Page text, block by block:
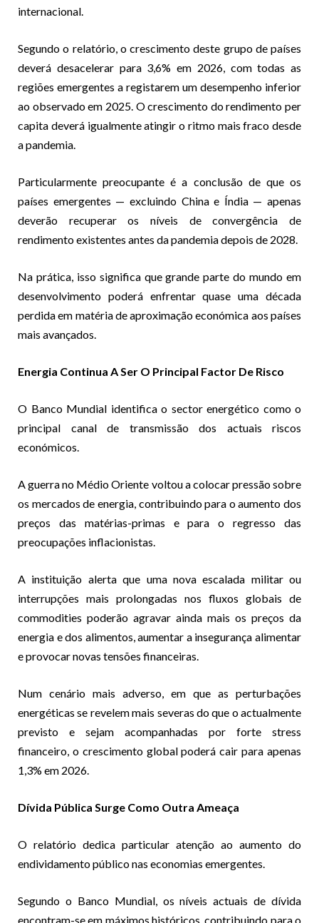
internacional.
Segundo o relatório, o crescimento deste grupo de países
deverá desacelerar para 3,6% em 2026, com todas as
regiões emergentes a registarem um desempenho inferior
ao observado em 2025. O crescimento do rendimento per
capita deverá igualmente atingir o ritmo mais fraco desde
a pandemia.
Particularmente preocupante é a conclusão de que os
países emergentes — excluindo China e Índia — apenas
deverão recuperar os níveis de convergência de
rendimento existentes antes da pandemia depois de 2028.
Na prática, isso significa que grande parte do mundo em
desenvolvimento poderá enfrentar quase uma década
perdida em matéria de aproximação económica aos países
mais avançados.
Energia Continua A Ser O Principal Factor De Risco
O Banco Mundial identifica o sector energético como o
principal canal de transmissão dos actuais riscos
económicos.
A guerra no Médio Oriente voltou a colocar pressão sobre
os mercados de energia, contribuindo para o aumento dos
preços das matérias-primas e para o regresso das
preocupações inflacionistas.
A instituição alerta que uma nova escalada militar ou
interrupções mais prolongadas nos fluxos globais de
commodities poderão agravar ainda mais os preços da
energia e dos alimentos, aumentar a insegurança alimentar
e provocar novas tensões financeiras.
Num cenário mais adverso, em que as perturbações
energéticas se revelem mais severas do que o actualmente
previsto e sejam acompanhadas por forte stress
financeiro, o crescimento global poderá cair para apenas
1,3% em 2026.
Dívida Pública Surge Como Outra Ameaça
O relatório dedica particular atenção ao aumento do
endividamento público nas economias emergentes.
Segundo o Banco Mundial, os níveis actuais de dívida
encontram-se em máximos históricos, contribuindo para o